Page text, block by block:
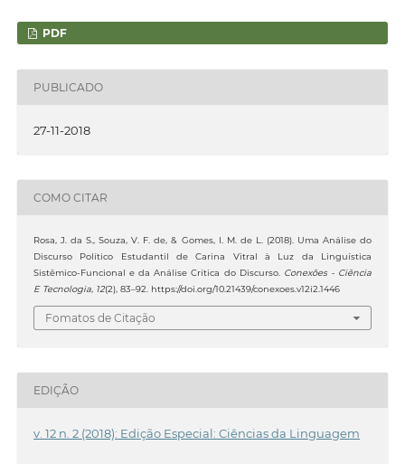
PDF
PUBLICADO
27-11-2018
COMO CITAR
Rosa, J. da S., Souza, V. F. de, & Gomes, I. M. de L. (2018). Uma Análise do
Discurso Político Estudantil de Carina Vitral à Luz da Linguística
Sistêmico-Funcional e da Análise Crítica do Discurso.
Conexões - Ciência
E Tecnologia, 12(2), 83–92. https://doi.org/10.21439/conexoes.v12i2.1446
Fomatos de Citação
EDIÇÃO
v. 12 n. 2 (2018): Edição Especial: Ciências da Linguagem